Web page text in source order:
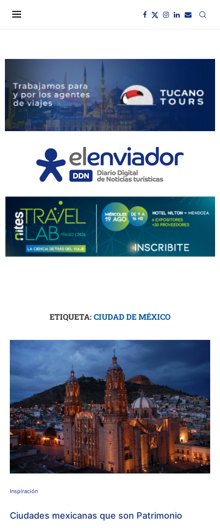
ETIQUETA: CIUDAD DE MÉXICO
Inspiración
Ciudades mexicanas que son Patrimonio